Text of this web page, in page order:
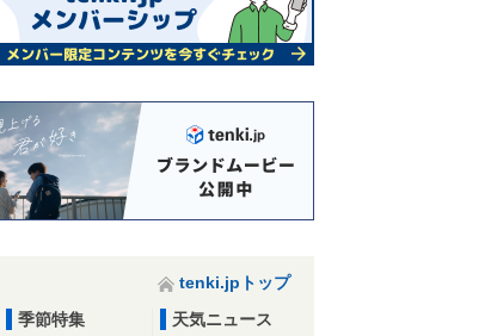
tenki.jpトップ
季節特集
天気ニュース